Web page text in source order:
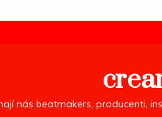
nás beatmakers, producenti,